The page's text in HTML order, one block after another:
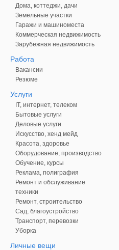
Дома, коттеджи, дачи
Земельные участки
Гаражи и машиноместа
Коммерческая недвижимость
Зарубежная недвижимость
Работа
Вакансии
Резюме
Услуги
IT, интернет, телеком
Бытовые услуги
Деловые услуги
Искусство, хенд мейд
Красота, здоровье
Оборудование, производство
Обучение, курсы
Реклама, полиграфия
Ремонт и обслуживание
техники
Ремонт, строительство
Сад, благоустройство
Транспорт, перевозки
Уборка
Личные вещи